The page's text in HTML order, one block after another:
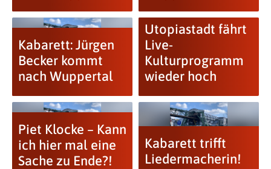
Kabarett: Jürgen
Becker kommt
nach Wuppertal
Utopiastadt fährt
Live-
Kulturprogramm
wieder hoch
Piet Klocke – Kann
ich hier mal eine
Sache zu Ende?!
Kabarett trifft
Liedermacherin!